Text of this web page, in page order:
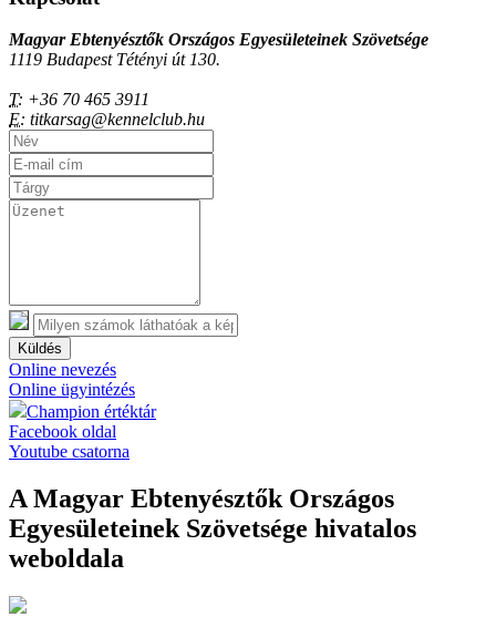
Magyar Ebtenyésztők Országos Egyesületeinek Szövetsége
1119 Budapest Tétényi út 130.
T: +36 70 465 3911
E: titkarsag@kennelclub.hu
Küldés
Online nevezés
Online ügyintézés
Champion értéktár
Facebook oldal
Youtube csatorna
A Magyar Ebtenyésztők Országos
Egyesületeinek Szövetsége hivatalos
weboldala